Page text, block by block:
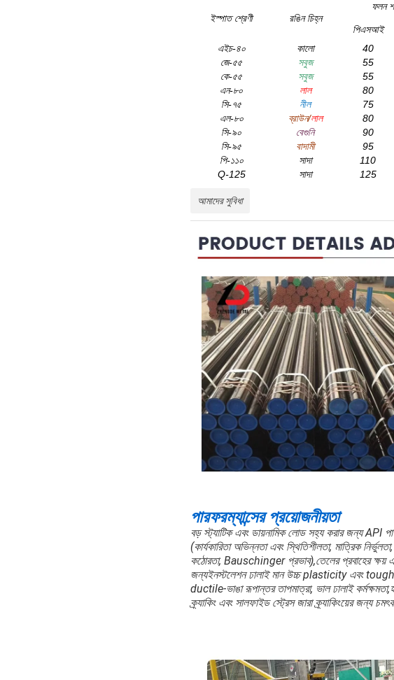
ইস্পাত শ্রেণী রঙিন চিহ্ন
ফলন
পিএসআই
এইচ-৪০
কালো 40
জে-৫৫
সবুজ 55
কে-৫৫
সবুজ 55
এন-৮০
লাল 80
সি-৭৫
নীল 75
এল-৮০
ব্রাউন/লাল 80
সি-৯০
বেগুনি 90
সি-৯৫
বাদামী 95
পি-১১০
সাদা 110
Q-125
সাদা 125
আমাদের সুবিধা
পারফরম্যান্সের প্রয়োজনীয়তা
বড় স্ট্যাটিক এবং ডায়নামিক লোড সহ্য করার জন্য API
(কার্যকারিতা অভিন্নতা এবং স্থিতিশীলতা, মাত্রিক
কঠোরতা, Bauschinger প্রভাব),তেলের প্রবাহের ক্ষয়
জন্যইনস্টলেশন ঢালাই মান উচ্চ plasticity এবং
ductile-ভাঙা রূপান্তর তাপমাত্রা, ভাল ঢালাই
ক্র্যাকিং এবং সালফাইড স্ট্রেস জারা ক্র্যাকিংয়ের জন্য